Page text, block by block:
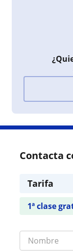
Contacta
Tarifa
1ª clase